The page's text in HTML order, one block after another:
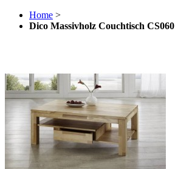
Home >
Dico Massivholz Couchtisch CS060